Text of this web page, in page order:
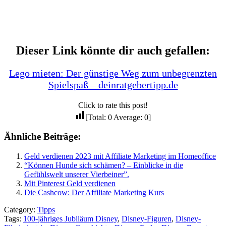
Dieser Link könnte dir auch gefallen:
Lego mieten: Der günstige Weg zum unbegrenzten
Spielspaß – deinratgebertipp.de
Click to rate this post!
[Total: 0 Average: 0]
Ähnliche Beiträge:
Geld verdienen 2023 mit Affiliate Marketing im Homeoffice
“Können Hunde sich schämen? – Einblicke in die
Gefühlswelt unserer Vierbeiner”.
Mit Pinterest Geld verdienen
Die Cashcow: Der Affiliate Marketing Kurs
Category: Tipps
Tags: 100-jähriges Jubiläum Disney, Disney-Figuren, Disney-